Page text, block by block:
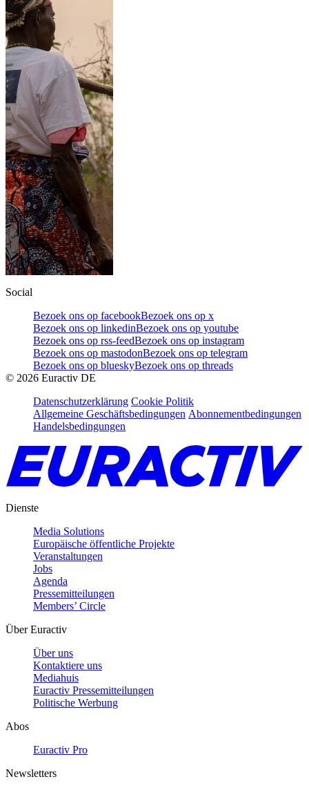
Social
Bezoek ons op facebookBezoek ons op x
Bezoek ons op linkedinBezoek ons op youtube
Bezoek ons op rss-feedBezoek ons op instagram
Bezoek ons op mastodonBezoek ons op telegram
Bezoek ons op blueskyBezoek ons op threads
© 2026 Euractiv DE
Datenschutzerklärung Cookie Politik
Allgemeine Geschäftsbedingungen Abonnementbedingungen
Handelsbedingungen
Dienste
Media Solutions
Europäische öffentliche Projekte
Veranstaltungen
Jobs
Agenda
Pressemitteilungen
Members’ Circle
Über Euractiv
Über uns
Kontaktiere uns
Mediahuis
Euractiv Pressemitteilungen
Politische Werbung
Abos
Euractiv Pro
Newsletters